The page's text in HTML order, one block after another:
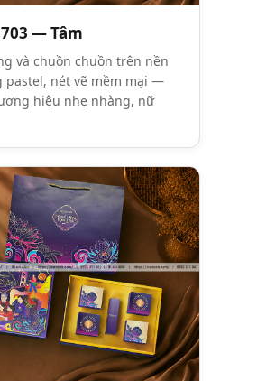
— Tâm
và chuồn chuồn trên nền
pastel, nét vẽ mềm mại —
hiệu nhẹ nhàng, nữ